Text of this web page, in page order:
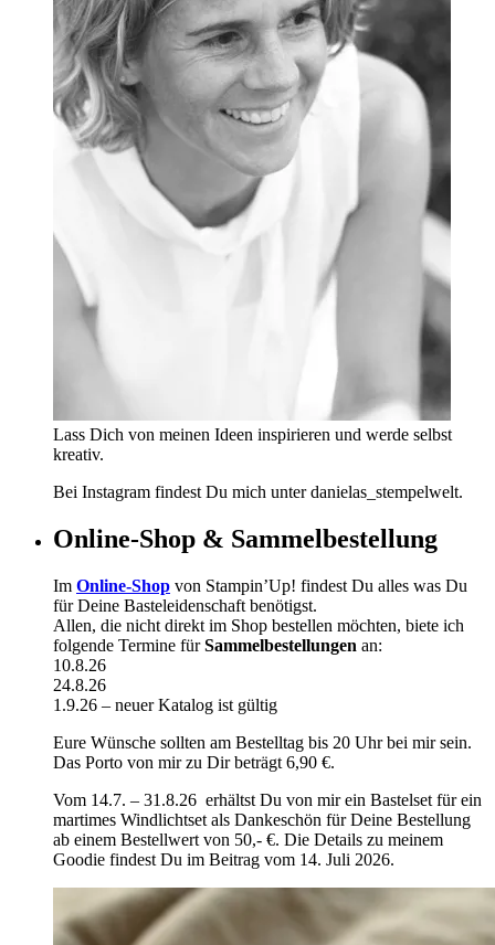
Lass Dich von meinen Ideen inspirieren und werde selbst
kreativ.
Bei Instagram findest Du mich unter danielas_stempelwelt.
Online-Shop & Sammelbestellung
Im Online-Shop von Stampin’Up! findest Du alles was Du
für Deine Basteleidenschaft benötigst.
Allen, die nicht direkt im Shop bestellen möchten, biete ich
folgende Termine fürSammelbestellungen an:
10.8.26
24.8.26
1.9.26 – neuer Katalog ist gültig
Eure Wünsche sollten am Bestelltag bis 20 Uhr bei mir sein.
Das Porto von mir zu Dir beträgt 6,90 €.
Vom 14.7. – 31.8.26 erhältst Du von mir ein Bastelset für ein
martimes Windlichtset als Dankeschön für Deine Bestellung
ab einem Bestellwert von 50,- €. Die Details zu meinem
Goodie findest Du im Beitrag vom 14. Juli 2026.